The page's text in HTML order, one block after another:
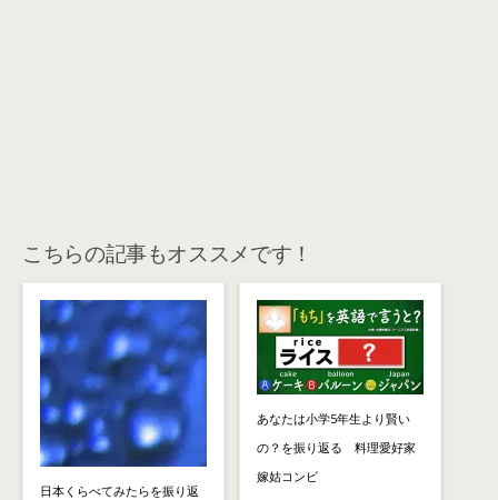
こちらの記事もオススメです！
日本くらべてみたらを振り返
あなたは小学5年生より賢い
の？を振り返る 料理愛好家
嫁姑コンビ